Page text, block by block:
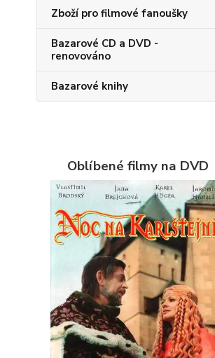
Zboží pro filmové fanoušky
Bazarové CD a DVD -
renovováno
Bazarové knihy
Oblíbené filmy na DVD